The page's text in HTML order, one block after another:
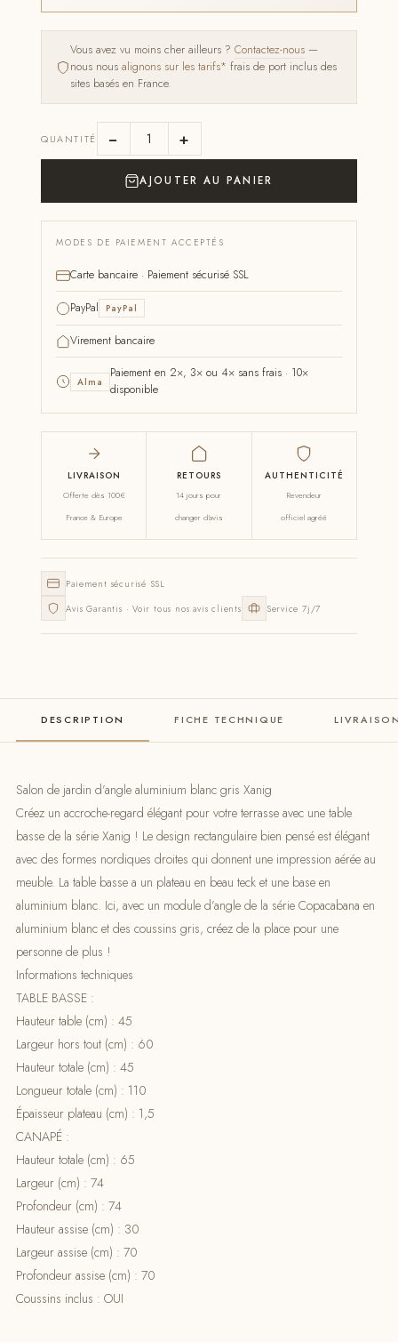
Vous avez vu moins cher ailleurs ?Contactez-nous —
nous nousalignons sur les tarifs* frais de port inclus des
sites basés en France.
QUANTITÉ − +
AJOUTER AU PANIER
MODES DE PAIEMENT ACCEPTÉS
Carte bancaire · Paiement sécurisé SSL
PayPal PayPal
Virement bancaire
Alma
Paiement en 2×, 3× ou 4× sans frais · 10×
disponible
LIVRAISON
Offerte dès 100€
France & Europe
RETOURS
14 jours pour
changer d'avis
AUTHENTICITÉ
Revendeur
officiel agréé
Paiement sécurisé SSL
Avis Garantis · Voir tous nos avis clients
Service 7j/7
DESCRIPTION FICHE TECHNIQUE
Salon de jardin d’angle aluminium blanc gris Xanig
Créez un accroche-regard élégant pour votre terrasse avec une table
basse de la série Xanig ! Le design rectangulaire bien pensé est élégant
avec des formes nordiques droites qui donnent une impression aérée au
meuble. La table basse a un plateau en beau teck et une base en
aluminium blanc. Ici, avec un module d’angle de la série Copacabana en
aluminium blanc et des coussins gris, créez de la place pour une
personne de plus !
Informations techniques
TABLE BASSE :
Hauteur table (cm) : 45
Largeur hors tout (cm) : 60
Hauteur totale (cm) : 45
Longueur totale (cm) : 110
Épaisseur plateau (cm) : 1,5
CANAPÉ :
Hauteur totale (cm) : 65
Largeur (cm) : 74
Profondeur (cm) : 74
Hauteur assise (cm) : 30
Largeur assise (cm) : 70
Profondeur assise (cm) : 70
Coussins inclus : OUI